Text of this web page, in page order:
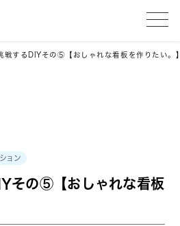
戦するDIYその⑤【おしゃれな看板を作りたい。
ョン
その⑤【おしゃれな看板